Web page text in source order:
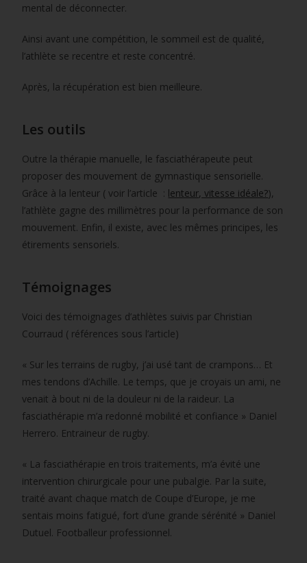
mental de déconnecter.
Ainsi avant une compétition, le sommeil est de qualité,
l’athlète se recentre et reste concentré.
Après, la récupération est bien meilleure.
Les outils
Outre la thérapie manuelle, le fasciathérapeute peut
proposer des mouvement de gymnastique sensorielle.
Grâce à la lenteur ( voir l’article : lenteur, vitesse idéale?),
l’athlète gagne des millimètres pour la performance de son
mouvement. Enfin, il existe, avec les mêmes principes, les
étirements sensoriels.
Témoignages
Voici des témoignages d’athlètes suivis par Christian
Courraud ( références sous l’article)
« Sur les terrains de rugby, j’ai usé tant de crampons… Et
mes tendons d’Achille. Le temps, que je croyais un ami, ne
venait à bout ni de la douleur ni de la raideur. La
fasciathérapie m’a redonné mobilité et confiance » Daniel
Herrero. Entraineur de rugby.
« La fasciathérapie en trois traitements, m’a évité une
intervention chirurgicale pour une pubalgie. Par la suite,
traité avant chaque match de Coupe d’Europe, je me
sentais moins fatigué, fort d’une grande sérénité » Daniel
Dutuel. Footballeur professionnel.